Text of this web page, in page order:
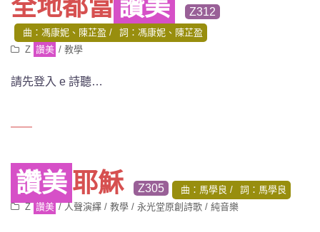
全地都當 讚美 Z312
曲：馮康妮、陳芷盈
詞：馮康妮、陳芷盈
Z 讚美 /教學
請先登入 e 詩聽…
讚美耶穌 Z305 曲：馬學良
詞：馬學良
Z 讚美 / 人聲演繹 /教學 /永光堂原創詩歌 /純音樂